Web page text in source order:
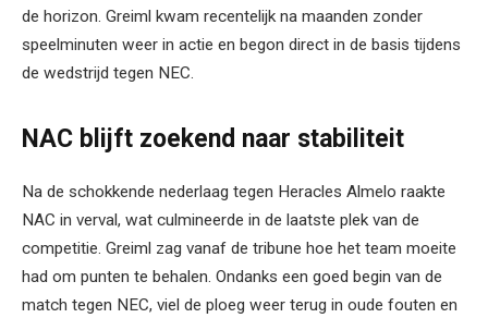
de horizon. Greiml kwam recentelijk na maanden zonder
speelminuten weer in actie en begon direct in de basis tijdens
de wedstrijd tegen NEC.
NAC blijft zoekend naar stabiliteit
Na de schokkende nederlaag tegen Heracles Almelo raakte
NAC in verval, wat culmineerde in de laatste plek van de
competitie. Greiml zag vanaf de tribune hoe het team moeite
had om punten te behalen. Ondanks een goed begin van de
match tegen NEC, viel de ploeg weer terug in oude fouten en